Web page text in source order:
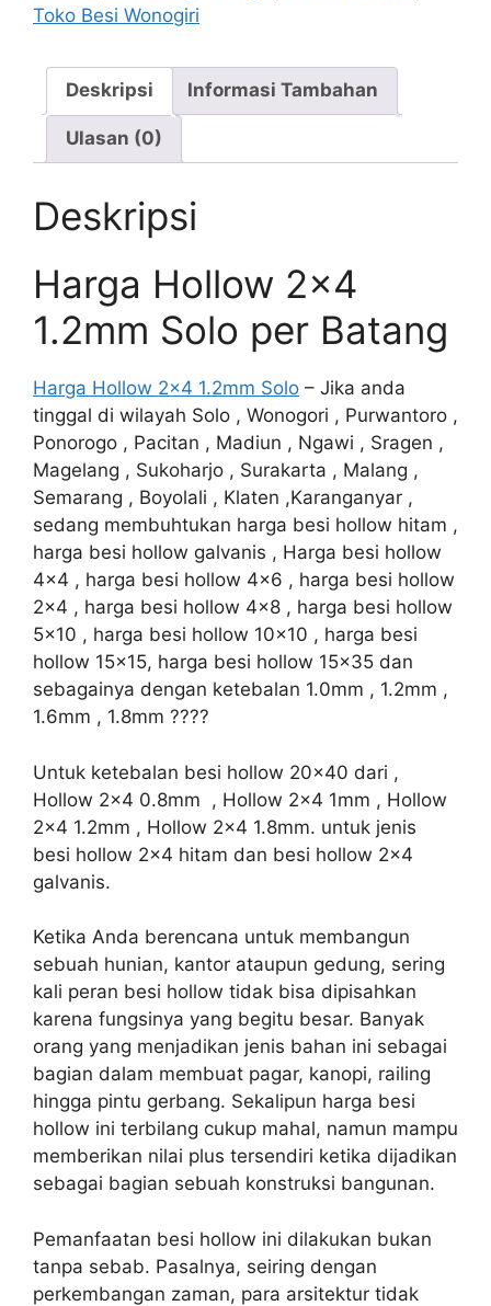
Toko Besi Wonogiri
Deskripsi Informasi Tambahan
Ulasan (0)
Deskripsi
Harga Hollow 2×4
1.2mm Solo per Batang
Harga Hollow 2×4 1.2mm Solo – Jika anda
tinggal di wilayah Solo , Wonogori , Purwantoro ,
Ponorogo , Pacitan , Madiun , Ngawi , Sragen ,
Magelang , Sukoharjo , Surakarta , Malang ,
Semarang , Boyolali , Klaten ,Karanganyar ,
sedang membuhtukan harga besi hollow hitam ,
harga besi hollow galvanis , Harga besi hollow
4×4 , harga besi hollow 4×6 , harga besi hollow
2×4 , harga besi hollow 4×8 , harga besi hollow
5×10 , harga besi hollow 10×10 , harga besi
hollow 15×15, harga besi hollow 15×35 dan
sebagainya dengan ketebalan 1.0mm , 1.2mm ,
1.6mm , 1.8mm ????
Untuk ketebalan besi hollow 20×40 dari ,
Hollow 2×4 0.8mm , Hollow 2×4 1mm , Hollow
2×4 1.2mm , Hollow 2×4 1.8mm. untuk jenis
besi hollow 2×4 hitam dan besi hollow 2×4
galvanis.
Ketika Anda berencana untuk membangun
sebuah hunian, kantor ataupun gedung, sering
kali peran besi hollow tidak bisa dipisahkan
karena fungsinya yang begitu besar. Banyak
orang yang menjadikan jenis bahan ini sebagai
bagian dalam membuat pagar, kanopi, railing
hingga pintu gerbang. Sekalipun harga besi
hollow ini terbilang cukup mahal, namun mampu
memberikan nilai plus tersendiri ketika dijadikan
sebagai bagian sebuah konstruksi bangunan.
Pemanfaatan besi hollow ini dilakukan bukan
tanpa sebab. Pasalnya, seiring dengan
perkembangan zaman, para arsitektur tidak